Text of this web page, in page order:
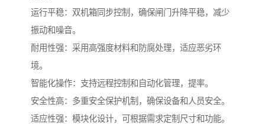
运行平稳：双机箱同步控制，确保闸门升降平稳，减少
振动和噪音。
耐用性强：采用高强度材料和防腐处理，适应恶劣环
境。
智能化操作：支持远程控制和自动化管理，提率。
安全性高：多重安全保护机制，确保设备和人员安全。
适应性强：模块化设计，可根据需求定制尺寸和功能。